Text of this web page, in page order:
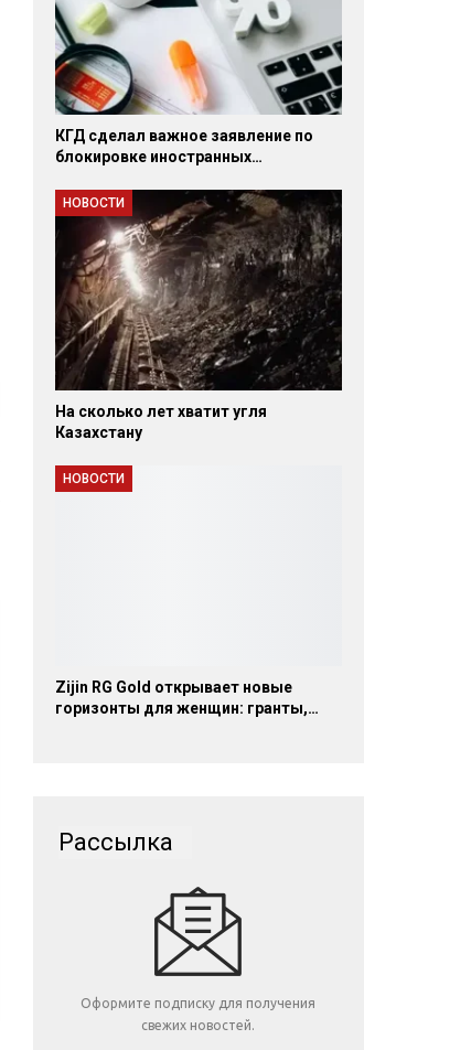
КГД сделал важное заявление по
блокировке иностранных…
НОВОСТИ
На сколько лет хватит угля
Казахстану
НОВОСТИ
Zijin RG Gold открывает новые
горизонты для женщин: гранты,…
Рассылка
Оформите подписку для получения
свежих новостей.